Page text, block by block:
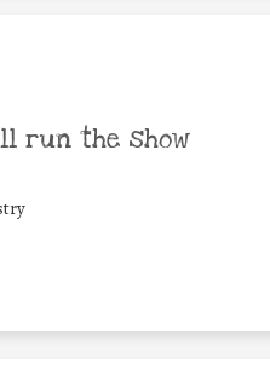
run the show